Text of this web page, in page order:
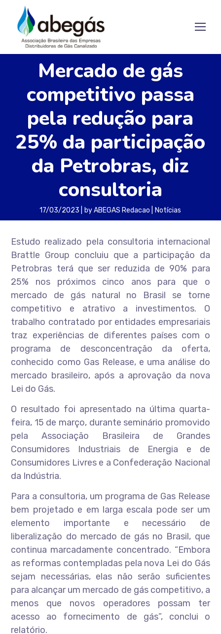
Mercado de gás
competitivo passa
pela redução para
25% da participação
da Petrobras, diz
consultoria
17/03/2023 byABEGAS Redacao Notícias
Estudo realizado pela consultoria internacional
Brattle Group concluiu que a participação da
Petrobras terá que ser reduzida de 90% para
25% nos próximos cinco anos para que o
mercado de gás natural no Brasil se torne
competitivo e atrativo a investimentos. O
trabalho contratado por entidades empresariais
traz experiências de diferentes países com o
programa de desconcentração da oferta,
conhecido como Gas Release, e uma análise do
mercado brasileiro, após a aprovação da nova
Lei do Gás.
O resultado foi apresentado na última quarta-
feira, 15 de março, durante seminário promovido
pela Associação Brasileira de Grandes
Consumidores Industriais de Energia e de
Consumidores Livres e a Confederação Nacional
da Indústria.
Para a consultoria, um programa de Gas Release
bem projetado e em larga escala pode ser um
elemento importante e necessário de
liberalização do mercado de gás no Brasil, que
continua marcadamente concentrado. “Embora
as reformas contempladas pela nova Lei do Gás
sejam necessárias, elas não serão suficientes
para alcançar um mercado de gás competitivo, a
menos que novos operadores possam ter
acesso ao fornecimento de gás”, conclui o
relatório.